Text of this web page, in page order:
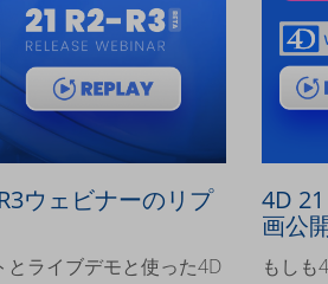
ウェビナーのリプ
とライブデモと使った4D
4D
画公
もしも